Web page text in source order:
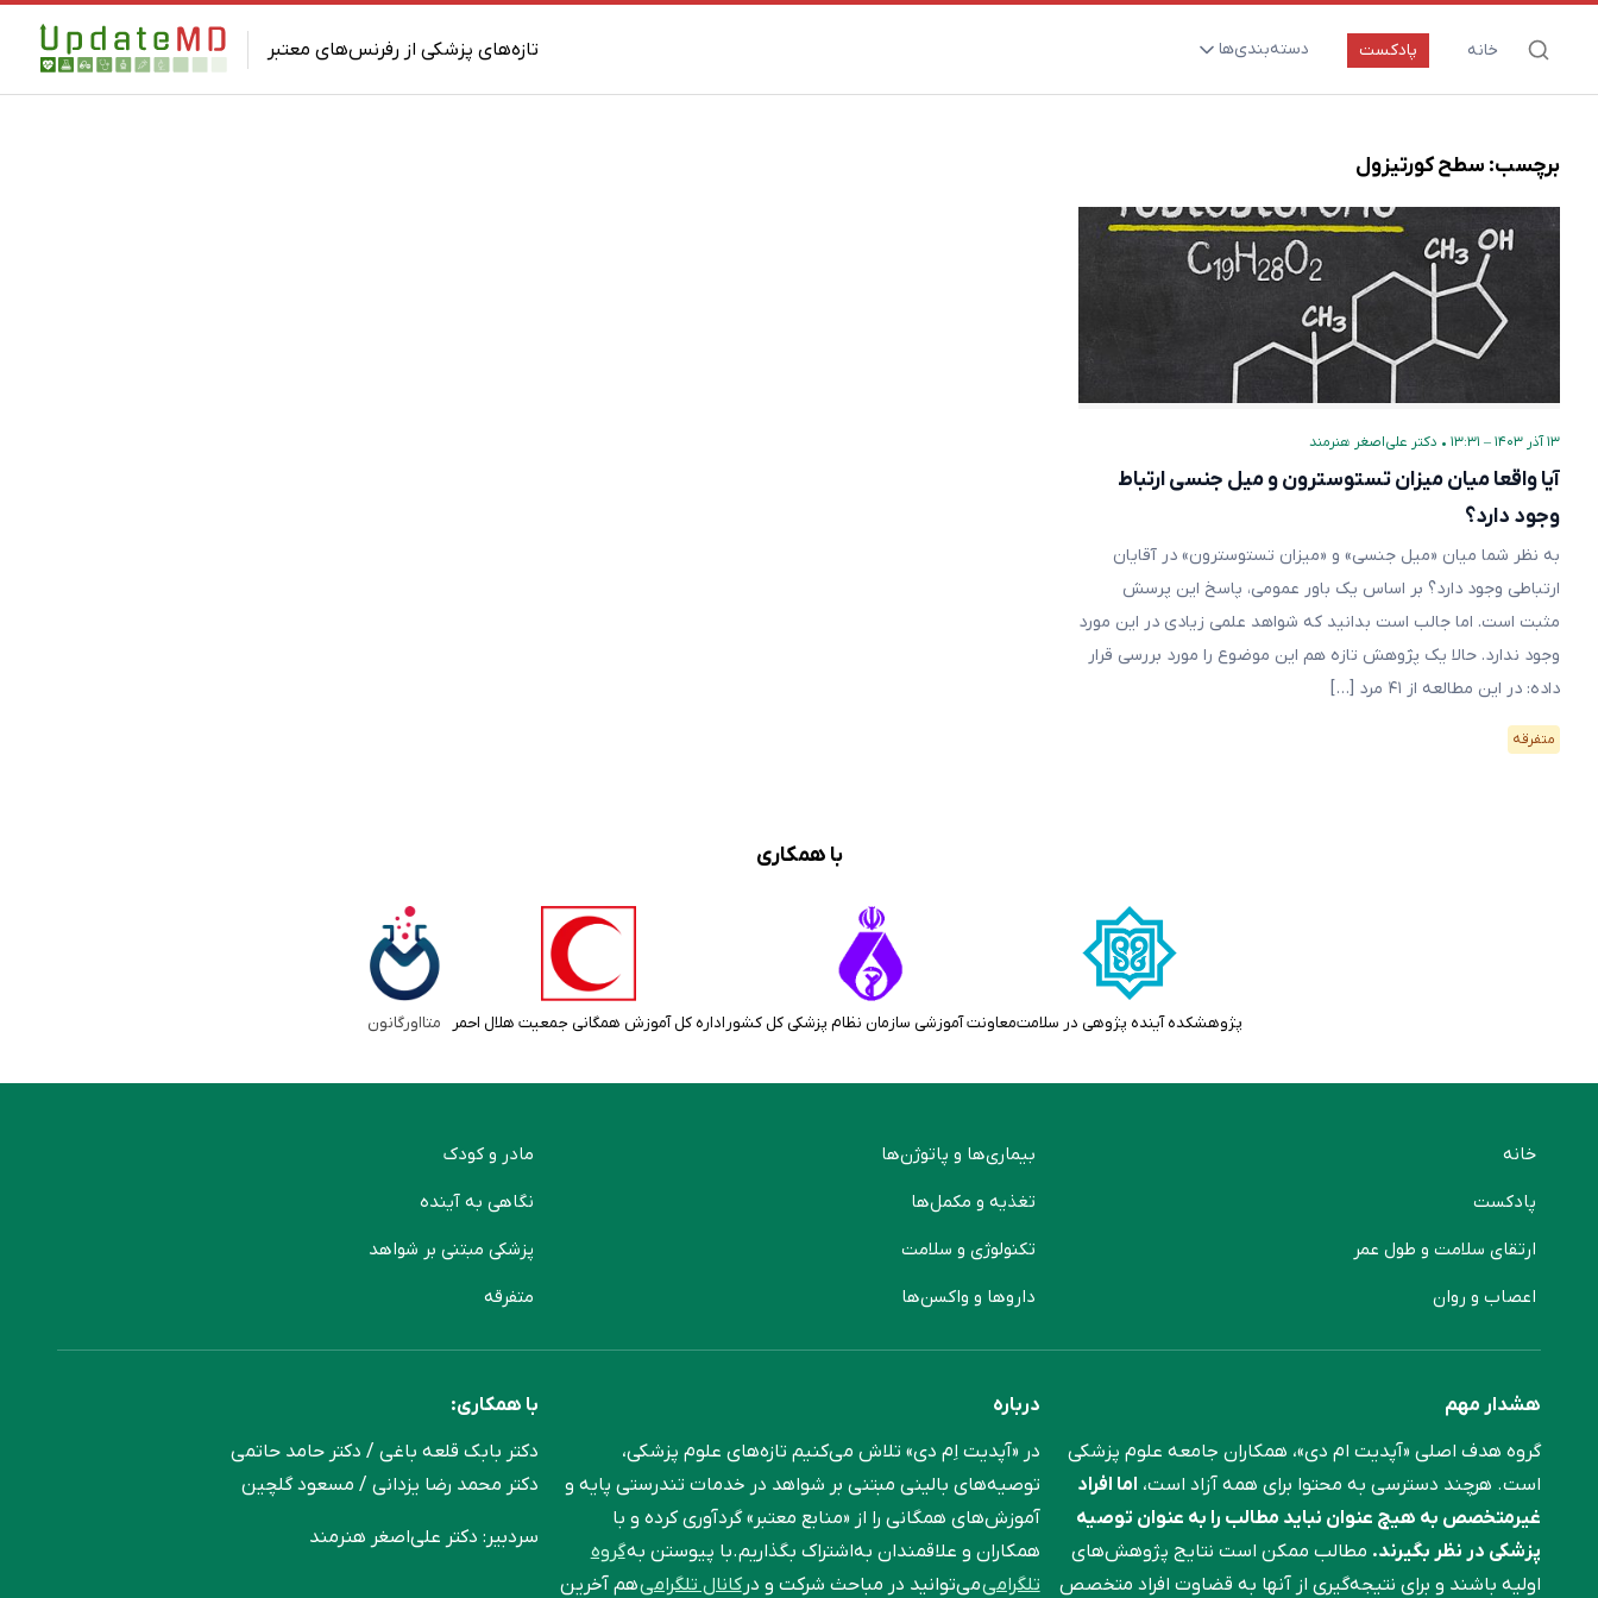
تازه‌های پزشکی از رفرنس‌های معتبر خانه پادکست دسته‌بندی‌ها
ارتقای سلامت و طول عمر
تغذیه و مکمل‌ها
تکنولوژی و سلامت
دارو‌ها و واکسن‌ها
مادر و کودک
برچسب: سطح کورتیزول
۱۳ آذر ۱۴۰۳ – ۱۳:۳۱ • دکتر علی‌اصغر هنرمند
آیا واقعا میان میزان تستوسترون و میل جنسی ارتباط
وجود دارد؟
به نظر شما میان «میل جنسی» و «میزان تستوسترون» در آقایان
ارتباطی وجود دارد؟ بر اساس یک باور عمومی، پاسخ این پرسش
مثبت است. اما جالب است بدانید که شواهد علمی زیادی در این مورد
وجود ندارد. حالا یک پژوهش تازه هم این موضوع را مورد بررسی قرار
داده: در این مطالعه از ۴۱ مرد […]
متفرقه
با همکاری
پژوهشکده آینده پژوهی در سلامتمعاونت آموزشی سازمان نظام پزشکی کل کشور اداره کل آموزش همگانی جمعیت هلال احمر متااورگانون
خانه
پادکست
ارتقای سلامت و طول عمر
اعصاب و روان
بیماری‌ها و پاتوژن‌ها
تغذیه و مکمل‌ها
تکنولوژی و سلامت
دارو‌ها و واکسن‌ها
مادر و کودک
نگاهی به آینده
پزشکی مبتنی بر شواهد
متفرقه
هشدار مهم
گروه هدف اصلی «آپدیت ام دی»، همکاران جامعه علوم ‌پزشکی
است. هرچند دسترسی به محتوا برای همه آزاد است، اما افراد
غیرمتخصص به هیچ عنوان نباید مطالب را به عنوان توصیه
پزشکی در نظر بگیرند. مطالب ممکن است نتایج پژوهش‌های
اولیه باشند و برای نتیجه‌گیری از آنها به قضاوت افراد متخصص
درباره
در «آپدیت اِم دی» تلاش می‌کنیم تازه‌های علوم پزشکی،
توصیه‌های بالینی مبتنی بر شواهد در خدمات تندرستی پایه و
آموزش‌های همگانی را از «منابع معتبر» گردآوری کرده و با
همکاران و علاقمندان به‌اشتراک بگذاریم.با پیوستن بهگروه
تلگرامیمی‌توانید در مباحث شرکت و درکانال تلگرامیهم آخرین
با همکاری:
دکتر بابک قلعه‌ باغی / دکتر حامد حاتمی
دکتر محمد رضا یزدانی / مسعود گلچین
سردبیر: دکتر علی‌اصغر هنرمند